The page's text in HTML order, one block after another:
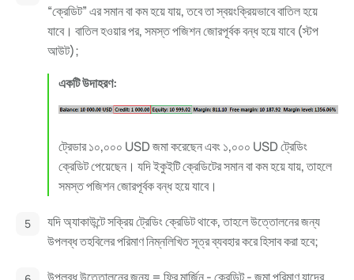
“ক্রেডিট” এর সমান বা কম হয়ে যায়, তবে তা স্বয়ংক্রিয়ভাবে বাতিল হয়ে
যাবে। বাতিল হওয়ার পর, সমস্ত পজিশন জোরপূর্বক বন্ধ হয়ে যাবে (স্টপ
আউট);
একটি উদাহরণ:
ট্রেডার ১০,০০০ USD জমা করেছেন এবং ১,০০০ USD ট্রেডিং
ক্রেডিট পেয়েছেন। যদি ইকুইটি ক্রেডিটের সমান বা কম হয়ে যায়, তাহলে
সমস্ত পজিশন জোরপূর্বক বন্ধ হয়ে যাবে।
যদি অ্যাকাউন্টে সক্রিয় ট্রেডিং ক্রেডিট থাকে, তাহলে উত্তোলনের জন্য
উপলব্ধ তহবিলের পরিমাণ নিম্নলিখিত সূত্র ব্যবহার করে হিসাব করা হবে;